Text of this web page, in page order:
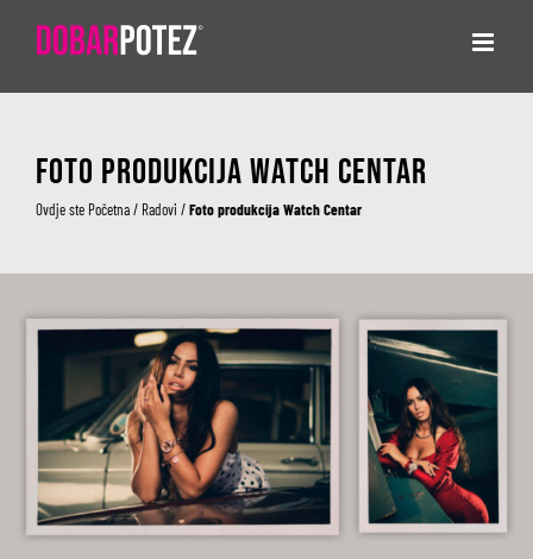
Foto produkcija Watch Centar
Ovdje ste Početna/ Radovi /Foto produkcija Watch Centar